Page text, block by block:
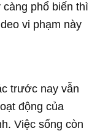
phổ biến thì
vi phạm này
trước nay vẫn
động của
Việc sống còn